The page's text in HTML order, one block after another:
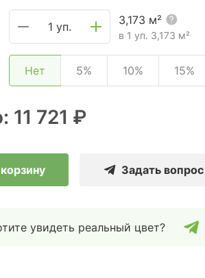
1 уп.
3,173 м²
в 1 уп. 3,173 м²
Нет 5% 10% 15%
11 721 ₽
Задать вопрос
увидеть реальный цвет?